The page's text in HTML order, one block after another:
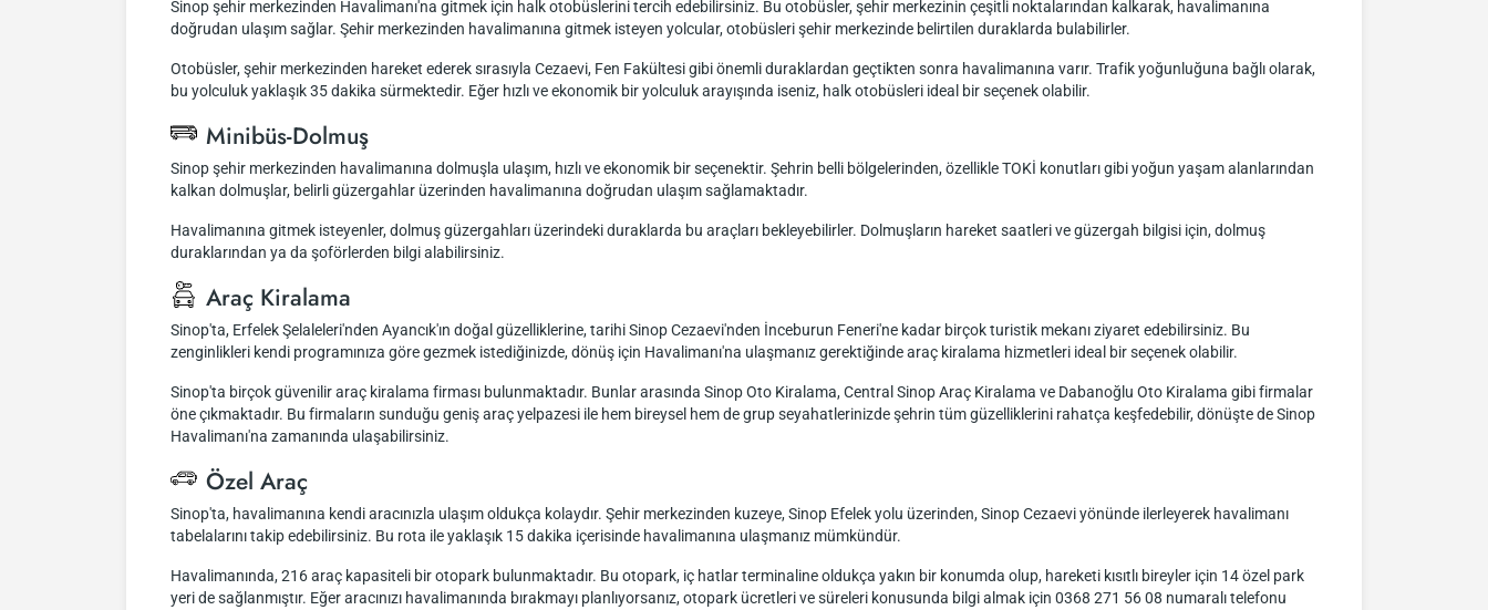
Sinop şehir merkezinden Havalimanı'na gitmek için halk otobüslerini tercih edebilirsiniz. Bu otobüsler, şehir merkezinin çeşitli noktalarından kalkarak, havalimanına
doğrudan ulaşım sağlar. Şehir merkezinden havalimanına gitmek isteyen yolcular, otobüsleri şehir merkezinde belirtilen duraklarda bulabilirler.
Otobüsler, şehir merkezinden hareket ederek sırasıyla Cezaevi, Fen Fakültesi gibi önemli duraklardan geçtikten sonra havalimanına varır. Trafik yoğunluğuna bağlı olarak,
bu yolculuk yaklaşık 35 dakika sürmektedir. Eğer hızlı ve ekonomik bir yolculuk arayışında iseniz, halk otobüsleri ideal bir seçenek olabilir.
Minibüs-Dolmuş
Sinop şehir merkezinden havalimanına dolmuşla ulaşım, hızlı ve ekonomik bir seçenektir. Şehrin belli bölgelerinden, özellikle TOKİ konutları gibi yoğun yaşam alanlarından
kalkan dolmuşlar, belirli güzergahlar üzerinden havalimanına doğrudan ulaşım sağlamaktadır.
Havalimanına gitmek isteyenler, dolmuş güzergahları üzerindeki duraklarda bu araçları bekleyebilirler. Dolmuşların hareket saatleri ve güzergah bilgisi için, dolmuş
duraklarından ya da şoförlerden bilgi alabilirsiniz.
Araç Kiralama
Sinop'ta, Erfelek Şelaleleri'nden Ayancık'ın doğal güzelliklerine, tarihi Sinop Cezaevi'nden İnceburun Feneri'ne kadar birçok turistik mekanı ziyaret edebilirsiniz. Bu
zenginlikleri kendi programınıza göre gezmek istediğinizde, dönüş için Havalimanı'na ulaşmanız gerektiğinde araç kiralama hizmetleri ideal bir seçenek olabilir.
Sinop'ta birçok güvenilir araç kiralama firması bulunmaktadır. Bunlar arasında Sinop Oto Kiralama, Central Sinop Araç Kiralama ve Dabanoğlu Oto Kiralama gibi firmalar
öne çıkmaktadır. Bu firmaların sunduğu geniş araç yelpazesi ile hem bireysel hem de grup seyahatlerinizde şehrin tüm güzelliklerini rahatça keşfedebilir, dönüşte de Sinop
Havalimanı'na zamanında ulaşabilirsiniz.
Özel Araç
Sinop'ta, havalimanına kendi aracınızla ulaşım oldukça kolaydır. Şehir merkezinden kuzeye, Sinop Efelek yolu üzerinden, Sinop Cezaevi yönünde ilerleyerek havalimanı
tabelalarını takip edebilirsiniz. Bu rota ile yaklaşık 15 dakika içerisinde havalimanına ulaşmanız mümkündür.
Havalimanında, 216 araç kapasiteli bir otopark bulunmaktadır. Bu otopark, iç hatlar terminaline oldukça yakın bir konumda olup, hareketi kısıtlı bireyler için 14 özel park
yeri de sağlanmıştır. Eğer aracınızı havalimanında bırakmayı planlıyorsanız, otopark ücretleri ve süreleri konusunda bilgi almak için 0368 271 56 08 numaralı telefonu